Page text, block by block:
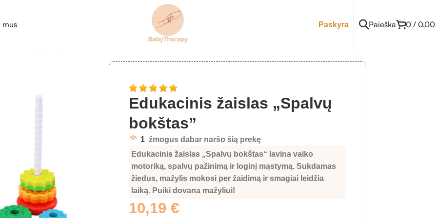
mus Paskyra Paieška 0 / 0,00
Edukacinis žaislas „Spalvų
bokštas”
1 žmogus dabar naršo šią prekę
Edukacinis žaislas „Spalvų bokštas“ lavina vaiko
motoriką, spalvų pažinimą ir loginį mąstymą. Sukdamas
žiedus, mažylis mokosi per žaidimą ir smagiai leidžia
laiką. Puiki dovana mažyliui!
10,19€